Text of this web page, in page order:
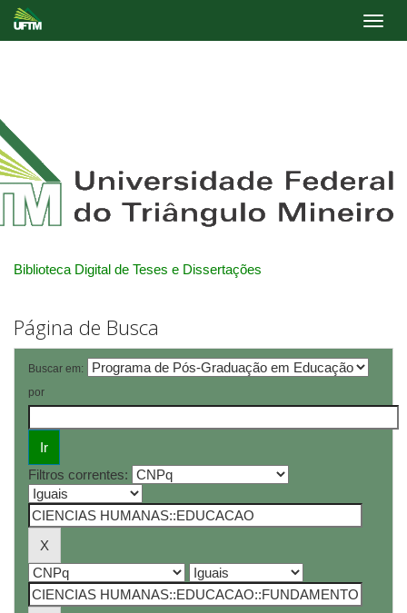
Biblioteca Digital de Teses e Dissertações
Página de Busca
Buscar em:
por
Filtros correntes: